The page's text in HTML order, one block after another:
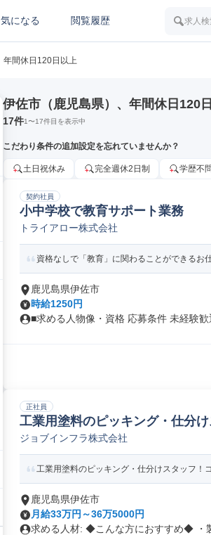
気になる 閲覧履歴 求人検
年間休日120日以上
伊佐市（鹿児島県）、年間休日120
17件1〜17件目を表示中
こだわり条件の追加設定を忘れていませんか？
土日祝休み 完全週休2日制 学歴不
契約社員
小中学校で教育サポート業務
トライアロー株式会社
資格なしで「教育」に関わることができるお
鹿児島県伊佐市
時給1250円
■求める人物像・資格 応募条件 未経験歓
正社員
工業用塗料のピッキング・仕分
ジョブインフラ株式会社
工業用塗料のピッキング・仕分けスタッフ！
鹿児島県伊佐市
月給33万円～36万5000円
求める人材: ◆こんな方におすすめ◆ ・